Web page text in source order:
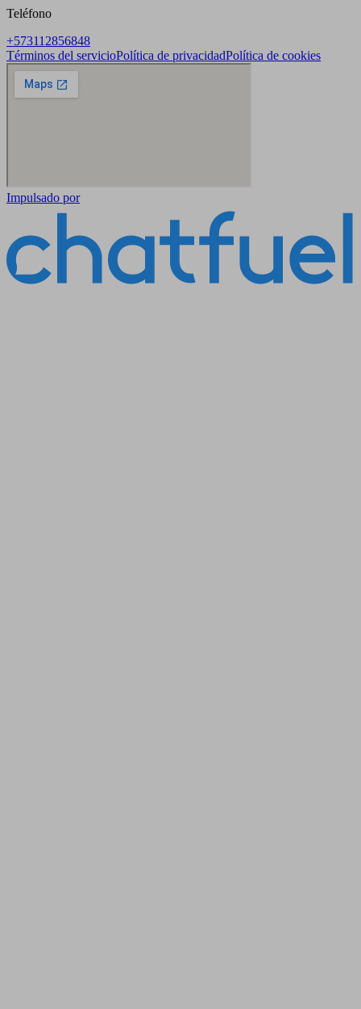
Teléfono
+573112856848
Términos del servicioPolítica de privacidadPolítica de cookies
Impulsado por